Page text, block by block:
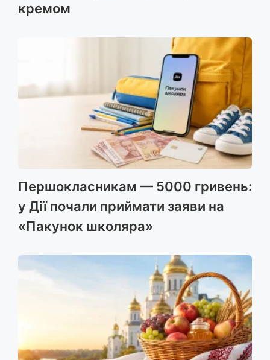
кремом
Першокласникам — 5000 гривень:
у Дії почали приймати заяви на
«Пакунок школяра»